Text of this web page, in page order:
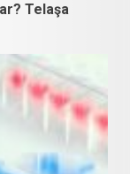
Telaşa